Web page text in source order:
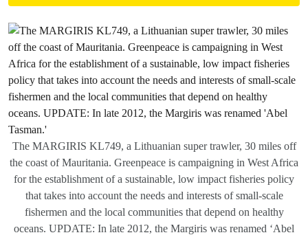
The MARGIRIS KL749, a Lithuanian super trawler, 30 miles off
the coast of Mauritania. Greenpeace is campaigning in West Africa
for the establishment of a sustainable, low impact fisheries policy
that takes into account the needs and interests of small-scale
fishermen and the local communities that depend on healthy
oceans. UPDATE: In late 2012, the Margiris was renamed ‘Abel